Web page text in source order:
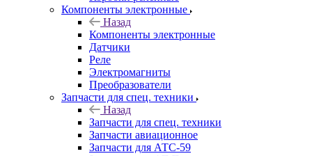
Компоненты электронные
Назад
Компоненты электронные
Датчики
Реле
Электромагниты
Преобразователи
Запчасти для спец. техники
Назад
Запчасти для спец. техники
Запчасти авиационное
Запчасти для АТС-59